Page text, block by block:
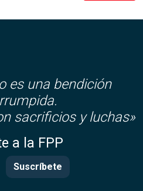
es una bendición
sacrificios y luchas»
a la FPP
Suscríbete